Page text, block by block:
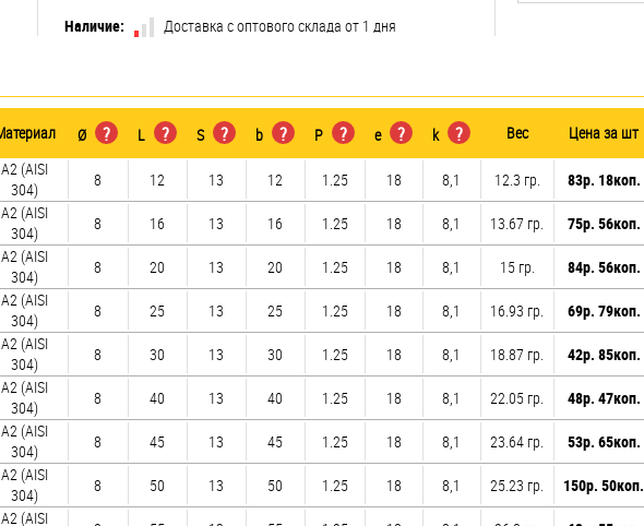
Наличие:
Доставка с оптового склада от 1 дня
Ø ? L ? S ? b ? P ? e ? k ? Вес Цена за шт
А2 (AISI
304)
8 12 13 12 1.25 18 8,1 12.3 гр. 83р. 18коп.
А2 (AISI
304)
8 16 13 16 1.25 18 8,1 13.67 гр. 75р. 56коп.
А2 (AISI
304)
8 20 13 20 1.25 18 8,1 15 гр. 84р. 56коп.
А2 (AISI
304)
8 25 13 25 1.25 18 8,1 16.93 гр. 69р. 79коп.
А2 (AISI
304)
8 30 13 30 1.25 18 8,1 18.87 гр. 42р. 85коп.
А2 (AISI
304)
8 40 13 40 1.25 18 8,1 22.05 гр. 48р. 47коп.
А2 (AISI
304)
8 45 13 45 1.25 18 8,1 23.64 гр. 53р. 65коп.
А2 (AISI
304)
8 50 13 50 1.25 18 8,1 25.23 гр. 150р. 50коп.
А2 (AISI